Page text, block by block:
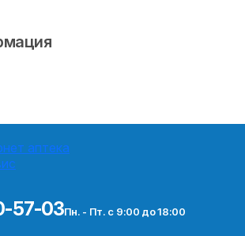
57-03Пн. - Пт. с 9:00 до 18:00